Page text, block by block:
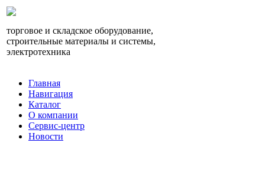
торговое и складское оборудование,
строительные материалы и системы,
электротехника
Главная
Навигация
Каталог
О компании
Сервис-центр
Новости